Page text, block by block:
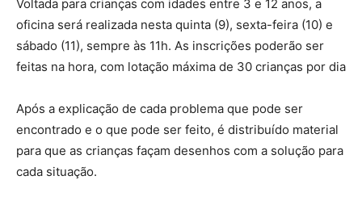
Voltada para crianças com idades entre 3 e 12 anos, a
oficina será realizada nesta quinta (9), sexta-feira (10) e
sábado (11), sempre às 11h. As inscrições poderão ser
feitas na hora, com lotação máxima de 30 crianças por dia
Após a explicação de cada problema que pode ser
encontrado e o que pode ser feito, é distribuído material
para que as crianças façam desenhos com a solução para
cada situação.